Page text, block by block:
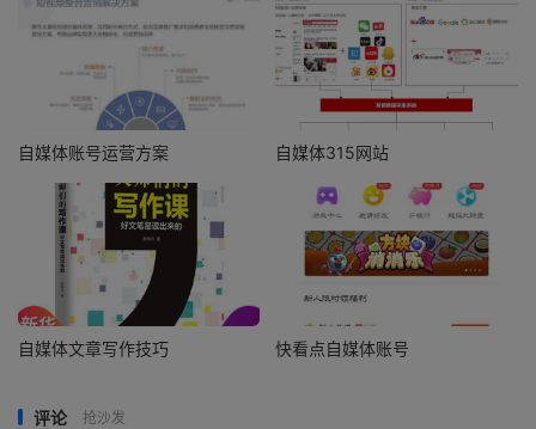
自媒体账号运营方案 自媒体315网站
自媒体文章写作技巧 快看点自媒体账号
评论 抢沙发